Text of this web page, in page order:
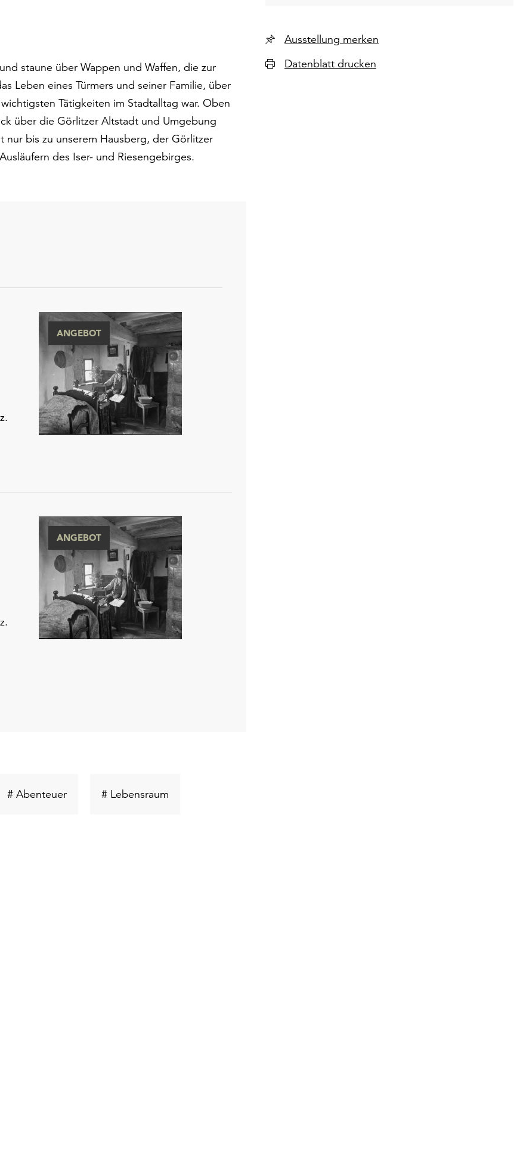
staune über Wappen und Waffen, die zur
Leben eines Türmers und seiner Familie, über
Tätigkeiten im Stadtalltag war. Oben
über die Görlitzer Altstadt und Umgebung
bis zu unserem Hausberg, der Görlitzer
des Iser- und Riesengebirges.
ANGEBOT
ANGEBOT
# AbenteuerSchlüsselwort# Lebensraum
Ausstellung merken
Datenblatt drucken